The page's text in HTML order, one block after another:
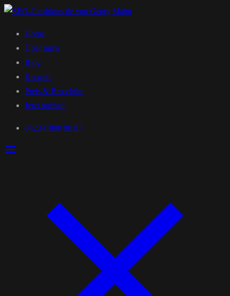
Home
Über mich
Blog
Kontakt
Preis & Broschüre
Jetzt buchen
04234 /890 90 87